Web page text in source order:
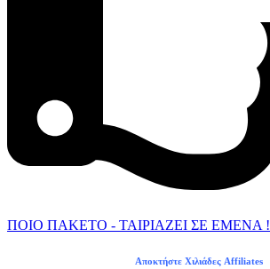
ΠΟΙΟ ΠΑΚΕΤΟ - ΤΑΙΡΙΑΖΕΙ ΣΕ ΕΜΕΝΑ !
Αποκτήστε Χιλιάδες Affiliates